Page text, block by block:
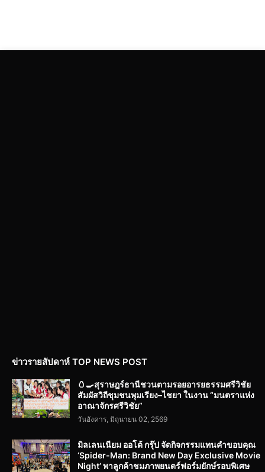
ข่าวรายสัปดาห์ TOP NEWS POST
🥚🍳สุราษฎร์ธานีชวนตามรอยอารยธรรมศรีวิชัย
สัมผัสวิถีชุมชนพุมเรียง–ไชยา ในงาน “มนตราแห่ง
อาณาจักรศรีวิชัย”
วันอังคาร, มิถุนายน 02, 2569
มิลเลนเนียม ออโต้ กรุ๊ป จัดกิจกรรมแทนคำขอบคุณ
‘Spider-Man: Brand New Day Exclusive Movie
Night’ พาลูกค้าชมภาพยนตร์ฟอร์มยักษ์รอบพิเศษ